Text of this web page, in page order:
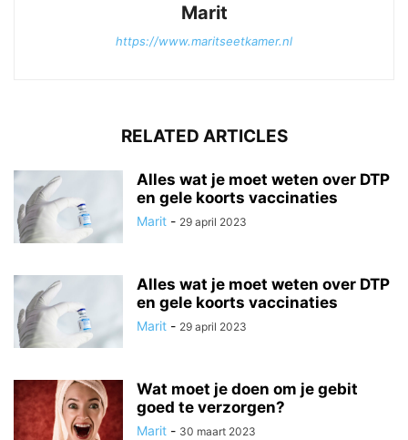
Marit
https://www.maritseetkamer.nl
RELATED ARTICLES
Alles wat je moet weten over DTP
en gele koorts vaccinaties
Marit - 29 april 2023
Alles wat je moet weten over DTP
en gele koorts vaccinaties
Marit - 29 april 2023
Wat moet je doen om je gebit
goed te verzorgen?
Marit - 30 maart 2023